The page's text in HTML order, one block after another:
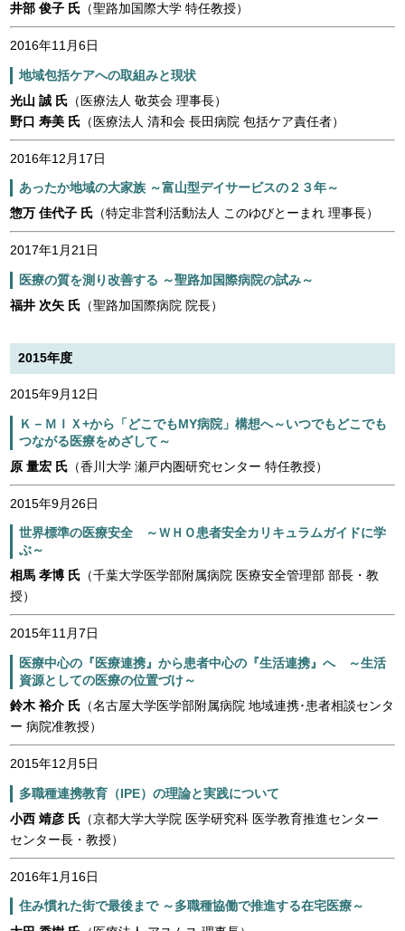
井部 俊子 氏 （聖路加国際大学 特任教授）
2016年11月6日
地域包括ケアへの取組みと現状
光山 誠 氏 （医療法人 敬英会 理事長）
野口 寿美 氏 （医療法人 清和会 長田病院 包括ケア責任者）
2016年12月17日
あったか地域の大家族 ～富山型デイサービスの２３年～
惣万 佳代子 氏 （特定非営利活動法人 このゆびとーまれ 理事長）
2017年1月21日
医療の質を測り改善する ～聖路加国際病院の試み～
福井 次矢 氏 （聖路加国際病院 院長）
2015年度
2015年9月12日
Ｋ－ＭＩＸ+から「どこでもMY病院」構想へ～いつでもどこでも
つながる医療をめざして～
原 量宏 氏 （香川大学 瀬戸内圏研究センター 特任教授）
2015年9月26日
世界標準の医療安全 ～ＷＨＯ患者安全カリキュラムガイドに学
ぶ～
相馬 孝博 氏 （千葉大学医学部附属病院 医療安全管理部 部長・教
授）
2015年11月7日
医療中心の『医療連携』から患者中心の『生活連携』へ ～生活
資源としての医療の位置づけ～
鈴木 裕介 氏 （名古屋大学医学部附属病院 地域連携･患者相談センタ
ー 病院准教授）
2015年12月5日
多職種連携教育（IPE）の理論と実践について
小西 靖彦 氏 （京都大学大学院 医学研究科 医学教育推進センター
センター長・教授）
2016年1月16日
住み慣れた街で最後まで ～多職種協働で推進する在宅医療～